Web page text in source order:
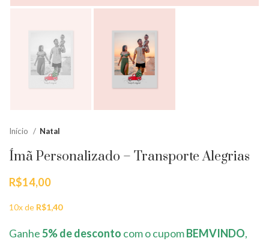
Início Natal
Ímã Personalizado – Transporte Alegrias
R$14,00
10x de R$1,40
Ganhe5% de desconto com o cupomBEMVINDO,